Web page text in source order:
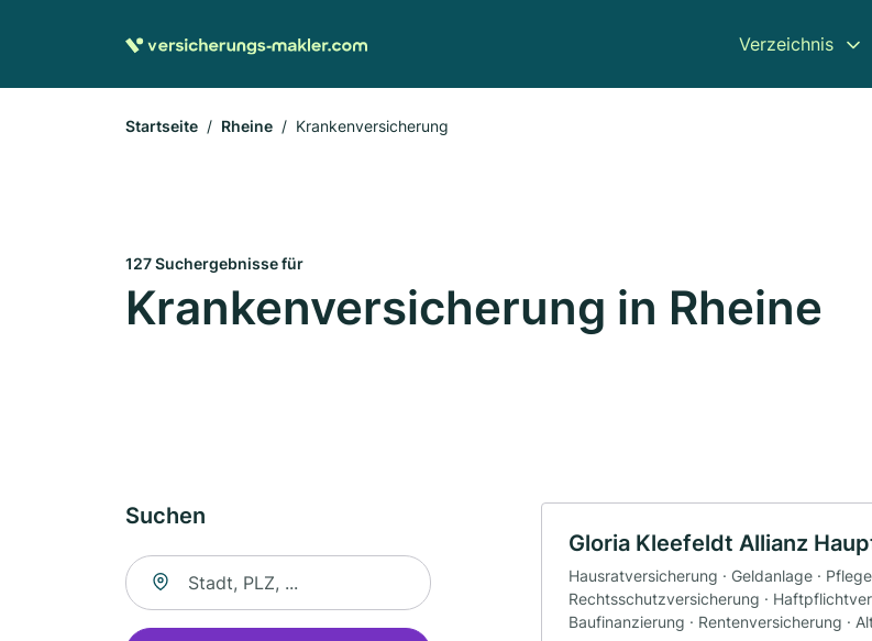
Verzeichnis
Startseite Rheine Krankenversicherung
127 Suchergebnisse für
Krankenversicherung in Rheine
Suchen
Suche nach Ort
Gloria Kleefeldt Allianz
Hausratversicherung · Geldanlage ·
Rechtsschutzversicherung ·
Baufinanzierung · Rentenversicherung ·